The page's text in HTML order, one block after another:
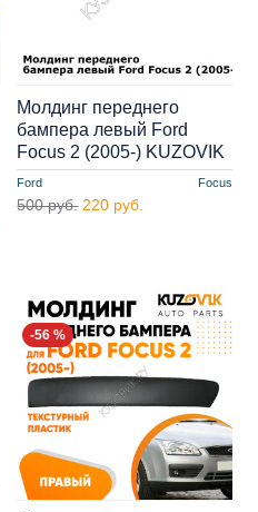
Ford Focus
Молдинг переднего
бампера левый Ford
Focus 2 (2005-) KUZOVIK
500 руб. 220 руб.
-56 %